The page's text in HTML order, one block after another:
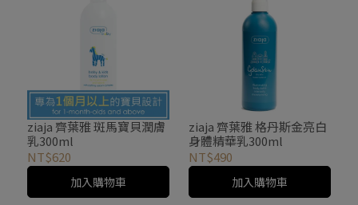
ziaja 齊葉雅 斑馬寶貝潤膚
乳300ml
NT$620
加入購物車
ziaja 齊葉雅 格丹斯金亮白
身體精華乳300ml
NT$490
加入購物車